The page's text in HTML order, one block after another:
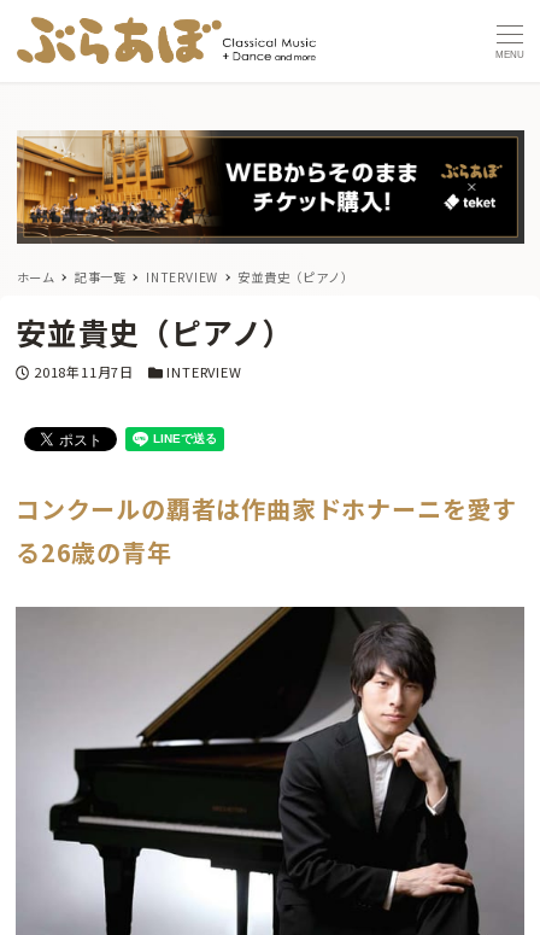
MENU
ホーム 記事一覧 INTERVIEW 安並貴史（ピアノ）
安並貴史（ピアノ）
投稿日
2018年11月7日 カテゴリー
INTERVIEW
コンクールの覇者は作曲家ドホナーニを愛す
る26歳の青年